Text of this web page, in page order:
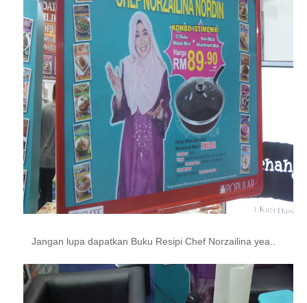
Jangan lupa dapatkan Buku Resipi Chef Norzailina yea..